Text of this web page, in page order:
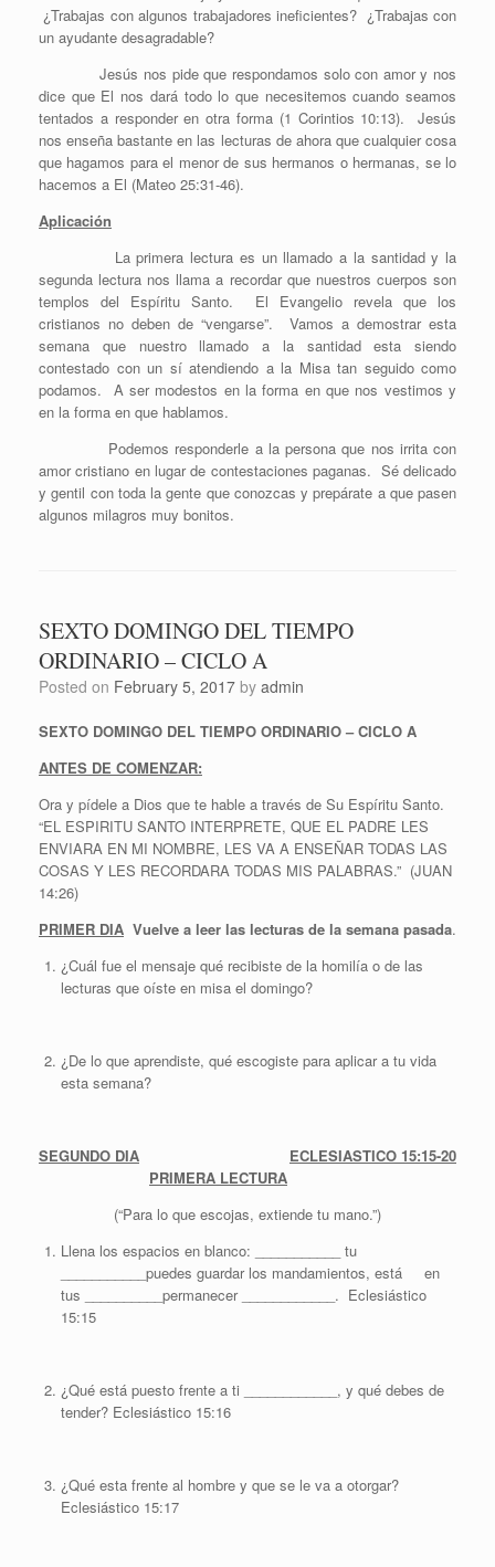
¿Trabajas con algunos trabajadores ineficientes? ¿Trabajas con
un ayudante desagradable?
Jesús nos pide que respondamos solo con amor y nos
dice que El nos dará todo lo que necesitemos cuando seamos
tentados a responder en otra forma (1 Corintios 10:13). Jesús
nos enseña bastante en las lecturas de ahora que cualquier cosa
que hagamos para el menor de sus hermanos o hermanas, se lo
hacemos a El (Mateo 25:31-46).
Aplicación
La primera lectura es un llamado a la santidad y la
segunda lectura nos llama a recordar que nuestros cuerpos son
templos del Espíritu Santo. El Evangelio revela que los
cristianos no deben de “vengarse”. Vamos a demostrar esta
semana que nuestro llamado a la santidad esta siendo
contestado con un sí atendiendo a la Misa tan seguido como
podamos. A ser modestos en la forma en que nos vestimos y
en la forma en que hablamos.
Podemos responderle a la persona que nos irrita con
amor cristiano en lugar de contestaciones paganas. Sé delicado
y gentil con toda la gente que conozcas y prepárate a que pasen
algunos milagros muy bonitos.
SEXTO DOMINGO DEL TIEMPO
ORDINARIO – CICLO A
Posted on February 5, 2017 by admin
SEXTO DOMINGO DEL TIEMPO ORDINARIO – CICLO A
ANTES DE COMENZAR:
Ora y pídele a Dios que te hable a través de Su Espíritu Santo.
“EL ESPIRITU SANTO INTERPRETE, QUE EL PADRE LES
ENVIARA EN MI NOMBRE, LES VA A ENSEÑAR TODAS LAS
COSAS Y LES RECORDARA TODAS MIS PALABRAS.” (JUAN
14:26)
PRIMER DIA Vuelve a leer las lecturas de la semana pasada.
¿Cuál fue el mensaje qué recibiste de la homilía o de las
lecturas que oíste en misa el domingo?
¿De lo que aprendiste, qué escogiste para aplicar a tu vida
esta semana?
SEGUNDO DIA
ECLESIASTICO 15:15-20
PRIMERA LECTURA
(“Para lo que escojas, extiende tu mano.”)
Llena los espacios en blanco: ___________ tu
___________puedes guardar los mandamientos, está en
tus __________permanecer ____________. Eclesiástico
15:15
¿Qué está puesto frente a ti ____________, y qué debes de
tender? Eclesiástico 15:16
¿Qué esta frente al hombre y que se le va a otorgar?
Eclesiástico 15:17